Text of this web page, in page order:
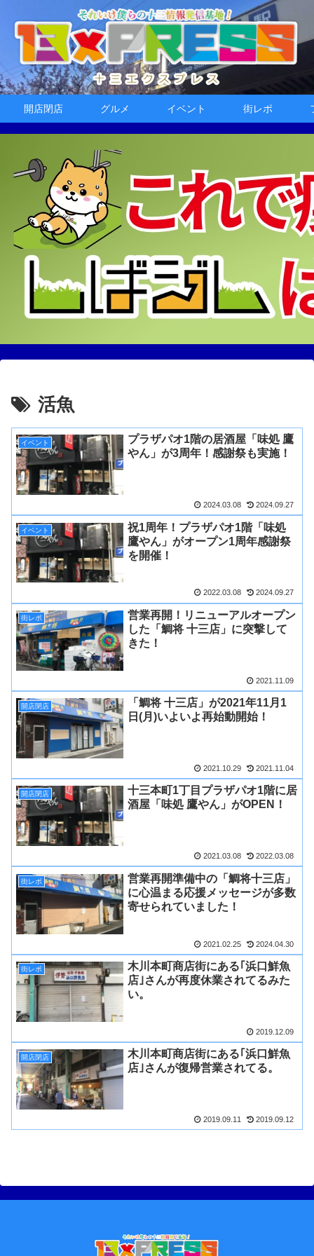
開店閉店 グルメ イベント 街レポ
活魚
イベント
プラザパオ1階の居酒屋「味処 鷹
やん」が3周年！感謝祭も実施！
2024.03.08 2024.09.27
イベント
祝1周年！プラザパオ1階「味処
鷹やん」がオープン1周年感謝祭
を開催！
2022.03.08 2024.09.27
街レポ
営業再開！リニューアルオープン
した「鯛将 十三店」に突撃して
きた！
2021.11.09
開店閉店
「鯛将 十三店」が2021年11月1
日(月)いよいよ再始動開始！
2021.10.29 2021.11.04
開店閉店
十三本町1丁目プラザパオ1階に居
酒屋「味処 鷹やん」がOPEN！
2021.03.08 2022.03.08
街レポ
営業再開準備中の「鯛将十三店」
に心温まる応援メッセージが多数
寄せられていました！
2021.02.25 2024.04.30
街レポ
木川本町商店街にある｢浜口鮮魚
店｣さんが再度休業されてるみた
い。
2019.12.09
開店閉店
木川本町商店街にある｢浜口鮮魚
店｣さんが復帰営業されてる。
2019.09.11 2019.09.12